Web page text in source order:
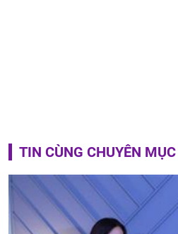
TIN CÙNG CHUYÊN MỤC